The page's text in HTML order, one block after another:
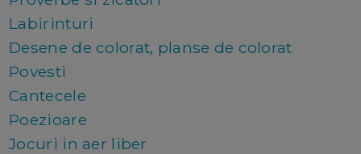
Labirinturi
Desene de colorat, planse de colorat
Povesti
Cantecele
Poezioare
Jocuri in aer liber